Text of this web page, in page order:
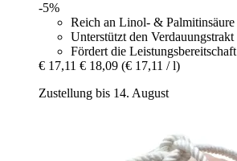
-5%
Reich an Linol- & Palmitinsäure
Unterstützt den Verdauungstrakt
Fördert die Leistungsbereitschaft
€ 17,11 € 18,09 (€ 17,11 / l)
Zustellung bis 14. August